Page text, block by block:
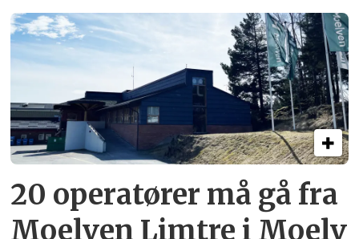
20 operatører må gå fra
Moelven Limtre i Moelv